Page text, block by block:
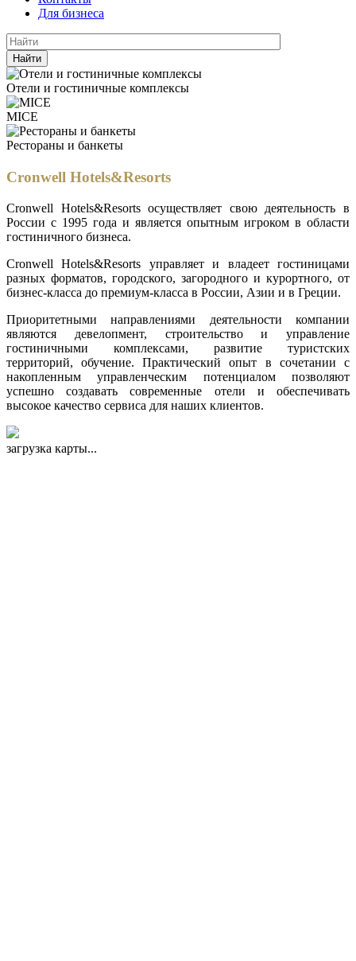
Для бизнеса
Найти
Отели и гостиничные комплексы
MICE
Рестораны и банкеты
Cronwell Hotels&Resorts
Cronwell Hotels&Resorts осуществляет свою деятельность в
России с 1995 года и является опытным игроком в области
гостиничного бизнеса.
Cronwell Hotels&Resorts управляет и владеет гостиницами
разных форматов, городского, загородного и курортного, от
бизнес-класса до премиум-класса в России, Азии и в Греции.
Приоритетными направлениями деятельности компании
являются девелопмент, строительство и управление
гостиничными комплексами, развитие туристских
территорий, обучение. Практический опыт в сочетании с
накопленным управленческим потенциалом позволяют
успешно создавать современные отели и обеспечивать
высокое качество сервиса для наших клиентов.
загрузка карты...